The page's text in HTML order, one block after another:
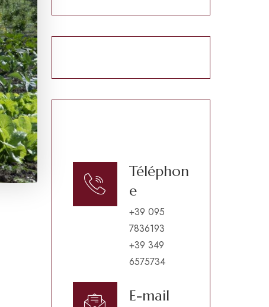
Téléphon
e
+39 095
7836193
+39 349
6575734
E-mail